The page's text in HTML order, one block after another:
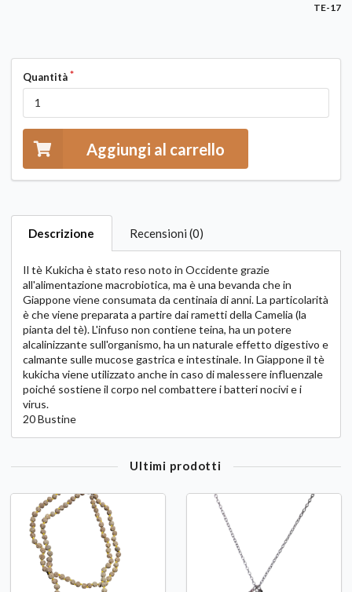
TE-17
Quantità
Aggiungi al carrello
Descrizione Recensioni (0)
Il tè Kukicha è stato reso noto in Occidente grazie
all'alimentazione macrobiotica, ma è una bevanda che in
Giappone viene consumata da centinaia di anni. La particolarità
è che viene preparata a partire dai rametti della Camelia (la
pianta del tè). L'infuso non contiene teina, ha un potere
alcalinizzante sull'organismo, ha un naturale effetto digestivo e
calmante sulle mucose gastrica e intestinale. In Giappone il tè
kukicha viene utilizzato anche in caso di malessere influenzale
poiché sostiene il corpo nel combattere i batteri nocivi e i
virus.
20 Bustine
Ultimi prodotti